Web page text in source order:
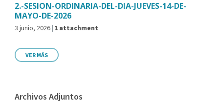
2.-SESION-ORDINARIA-DEL-DIA-JUEVES-14-DE-
MAYO-DE-2026
3 junio, 2026 1 attachment
VER MÁS
Archivos Adjuntos